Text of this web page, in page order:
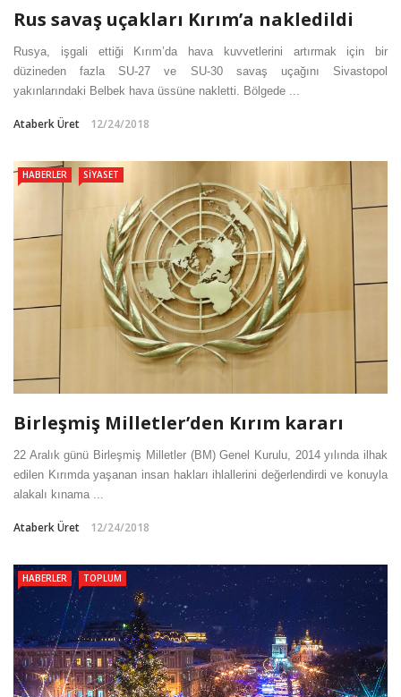
Rus savaş uçakları Kırım’a nakledildi
Rusya, işgali ettiği Kırım’da hava kuvvetlerini artırmak için bir
düzineden fazla SU-27 ve SU-30 savaş uçağını Sivastopol
yakınlarındaki Belbek hava üssüne nakletti. Bölgede ...
Ataberk Üret 12/24/2018
HABERLER SIYASET
Birleşmiş Milletler’den Kırım kararı
22 Aralık günü Birleşmiş Milletler (BM) Genel Kurulu, 2014 yılında ilhak
edilen Kırımda yaşanan insan hakları ihlallerini değerlendirdi ve konuyla
alakalı kınama ...
Ataberk Üret 12/24/2018
HABERLER TOPLUM